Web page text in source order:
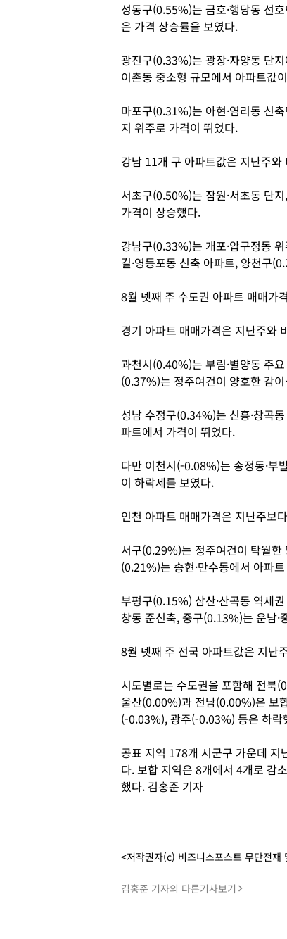
성동구(0.55%)는 금호·행당동 선
은 가격 상승률을 보였다.
광진구(0.33%)는 광장·자양동 단
이촌동 중소형 규모에서 아파트값
마포구(0.31%)는 아현·염리동 신
지 위주로 가격이 뛰었다.
강남 11개 구 아파트값은 지난주
서초구(0.50%)는 잠원·서초동 단
가격이 상승했다.
강남구(0.33%)는 개포·압구정동
길·영등포동 신축 아파트, 양천구
8월 넷째 주 수도권 아파트 매매가
경기 아파트 매매가격은 지난주와
과천시(0.40%)는 부림·별양동 주
(0.37%)는 정주여건이 양호한 감
성남 수정구(0.34%)는 신흥·창곡
파트에서 가격이 뛰었다.
다만 이천시(-0.08%)는 송정동·부
이 하락세를 보였다.
인천 아파트 매매가격은 지난주보
서구(0.29%)는 정주여건이 탁월한
(0.21%)는 송현·만수동에서 아파
부평구(0.15%) 삼산·산곡동 역세
창동 준신축, 중구(0.13%)는 운남
8월 넷째 주 전국 아파트값은 지난
시도별로는 수도권을 포함해 전북
울산(0.00%)과 전남(0.00%)은 보
(-0.03%), 광주(-0.03%) 등은 하락
공표 지역 178개 시군구 가운데
다. 보합 지역은 8개에서 4개로 감
했다. 김홍준 기자
<저작권자(c) 비즈니스포스트 무단전재
김홍준 기자의 다른기사보기